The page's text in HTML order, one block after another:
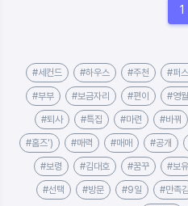
1
#세컨드 #하우스 #주천 #퍼
#부부 #보금자리 #편이 #영
#퇴사 #특집 #마련 #바꿔
#홈즈') #매력 #매매 #공개
#보령 #김대호 #꿈꾸 #보유
#선택 #방문 #9일 #만족